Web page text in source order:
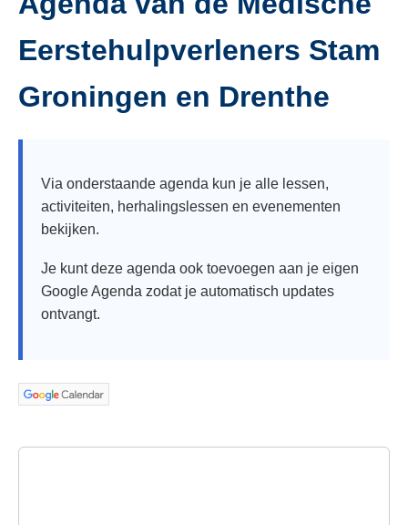
Eerstehulpverleners Stam
Groningen en Drenthe
Via onderstaande agenda kun je alle lessen,
activiteiten, herhalingslessen en evenementen
bekijken.
Je kunt deze agenda ook toevoegen aan je eigen
Google Agenda zodat je automatisch updates
ontvangt.